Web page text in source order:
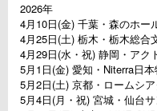
2026年
4月10日(⾦) 千葉・森のホー
4月25日(⼟) 栃⽊・栃⽊総合
4月29日(⽔・祝) 静岡・アク
5月1日(⾦) 愛知・Niterra⽇
5月2日(⼟) 京都・ロームシ
5月4日(⽉・祝) 宮城・仙台